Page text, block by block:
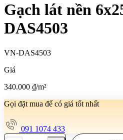
Gạch lát nền
DAS4503
VN-DAS4503
Giá
340.000 ₫/m²
Gọi đặt mua để có giá tốt nhất
091 1074 433